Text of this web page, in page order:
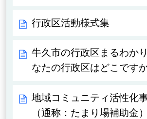
行政区活動様式集
牛久市の行政区まるわか
なたの行政区はどこです
地域コミュニティ活性化
（通称：たまり場補助金）